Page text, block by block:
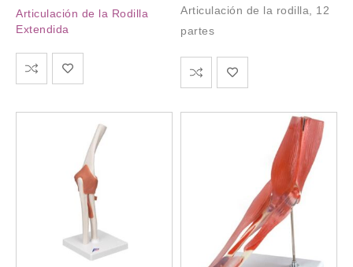
Articulación de la Rodilla
Extendida
Articulación de la rodilla, 12
partes